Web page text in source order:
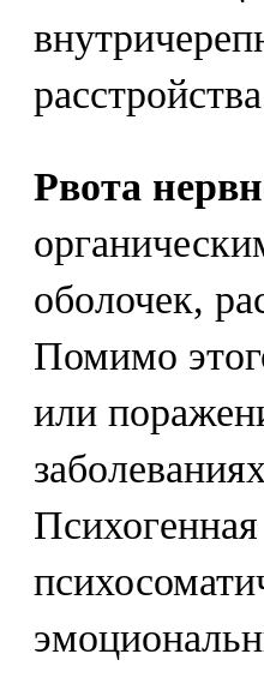
Рвота
оболочек,
Помимо
или